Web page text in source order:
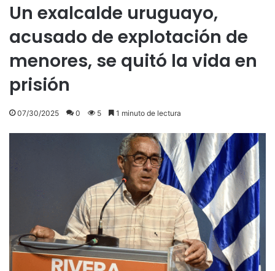
Un exalcalde uruguayo,
acusado de explotación de
menores, se quitó la vida en
prisión
07/30/2025 0 5 1 minuto de lectura